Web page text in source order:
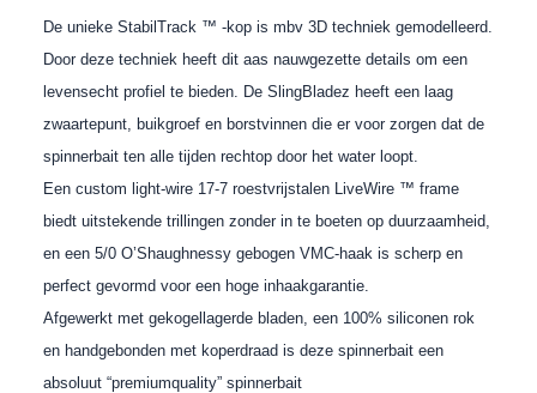
De unieke StabilTrack ™ -kop is mbv 3D techniek gemodelleerd.
Door deze techniek heeft dit aas nauwgezette details om een ​​
levensecht profiel te bieden. De SlingBladez heeft een laag
zwaartepunt, buikgroef en borstvinnen die er voor zorgen dat de
spinnerbait ten alle tijden rechtop door het water loopt.
Een custom light-wire 17-7 roestvrijstalen LiveWire ™ frame
biedt uitstekende trillingen zonder in te boeten op duurzaamheid,
en een 5/0 O’Shaughnessy gebogen VMC-haak is scherp en
perfect gevormd voor een hoge inhaakgarantie.
Afgewerkt met gekogellagerde bladen, een 100% siliconen rok
en handgebonden met koperdraad is deze spinnerbait een
absoluut “premiumquality” spinnerbait